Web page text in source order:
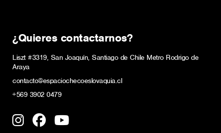
¿Quieres contactarnos?
Liszt #3319, San Joaquín, Santiago de Chile Metro Rodrigo de
Araya
contacto@espaciochecoeslovaquia.cl
+569 3902 0479